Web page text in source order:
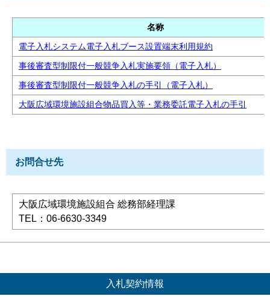
名称
電子入札システム電子入札ブース設置端末利用規約
事後審査型制限付一般競争入札実施要領（電子入札）
事後審査型制限付一般競争入札の手引（電子入札）
大阪広域環境施設組合物品買入等・業務委託電子入札の手引
お問合せ先
大阪広域環境施設組合 総務部経理課
TEL：06-6630-3349
入札契約情報